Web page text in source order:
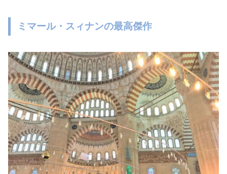
ミマール・スィナンの最高傑作